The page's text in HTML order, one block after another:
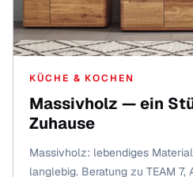
KÜCHE & KOCHEN
Massivholz — ein
Zuhause
Massivholz: lebendiges
langlebig. Beratung zu TEAM 7,